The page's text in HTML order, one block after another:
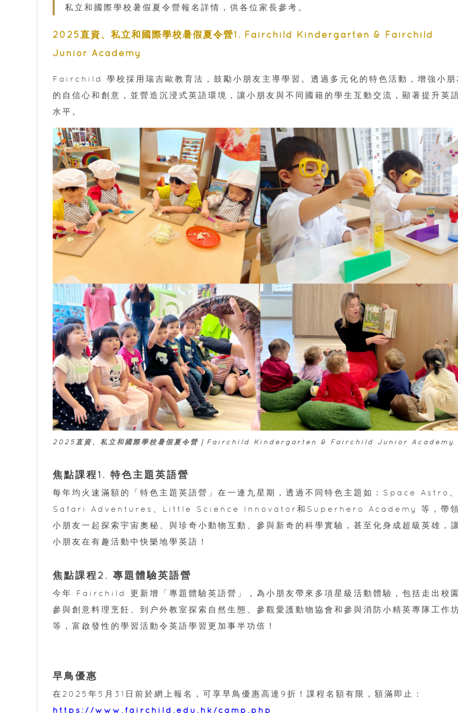
私立和國際學校暑假夏令營報名詳情，供各位家長參考。
2025直資、私立和國際學校暑假夏令營1. Fairchild Kindergarten & Fairchild
Junior Academy
Fairchild 學校採用瑞吉歐教育法，鼓勵小朋友主導學習。透過多元化的特色活動，增強小朋
的自信心和創意，並營造沉浸式英語環境，讓小朋友與不同國籍的學生互動交流，顯著提升英
水平。
2025直資、私立和國際學校暑假夏令營｜Fairchild Kindergarten & Fairchild Junior Academy
焦點課程1. 特色主題英語營
每年均火速滿額的「特色主題英語營」在一連九星期，透過不同特色主題如：Space Astro
Safari Adventures、Little Science Innovator和Superhero Academy 等，帶
小朋友一起探索宇宙奧秘、與珍奇小動物互動、參與新奇的科學實驗，甚至化身成超級英雄，
小朋友在有趣活動中快樂地學英語！
焦點課程2. 專題體驗英語營
今年 Fairchild 更新增「專題體驗英語營」，為小朋友帶來多項星級活動體驗，包括走出校
參與創意料理烹飪、到户外教室探索自然生態、參觀愛護動物協會和參與消防小精英專隊工作
等，富啟發性的學習活動令英語學習更加事半功倍！
早鳥優惠
在2025年5月31日前於網上報名，可享早鳥優惠高達9折！課程名額有限，額滿即止：
https://www.fairchild.edu.hk/camp.php